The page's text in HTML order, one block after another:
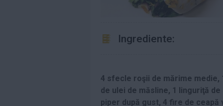
Ingrediente:
4 sfecle roşii de mărime medie,
de ulei de măsline, 1 linguriţă de
piper după gust, 4 fire de ceapă